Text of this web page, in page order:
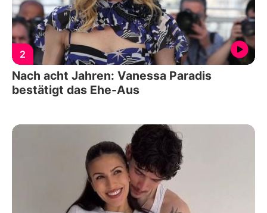
2
Nach acht Jahren: Vanessa Paradis
bestätigt das Ehe-Aus